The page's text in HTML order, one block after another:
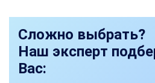
Сложно выбрать?
Наш эксперт
Вас: